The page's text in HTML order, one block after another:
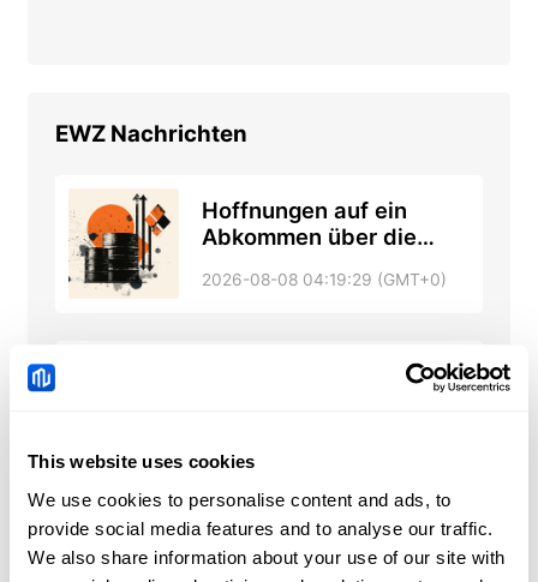
This website uses cookies
We use cookies to personalise content and ads, to
provide social media features and to analyse our traffic.
We also share information about your use of our site with
EWZ Nachrichten
Hoffnungen auf ein
Abkommen über die
steigen, da die
2026-08-08 04:19:29 (GMT+0)
GBP/JPY-Preisprognose:
Prognose für die
kommende Woche: US-